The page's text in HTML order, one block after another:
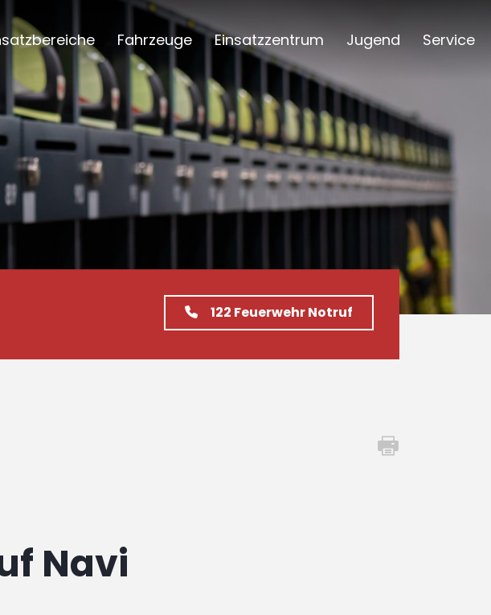
Fahrzeuge Einsatzzentrum Jugend Service
122 Feuerwehr Notruf
Navi